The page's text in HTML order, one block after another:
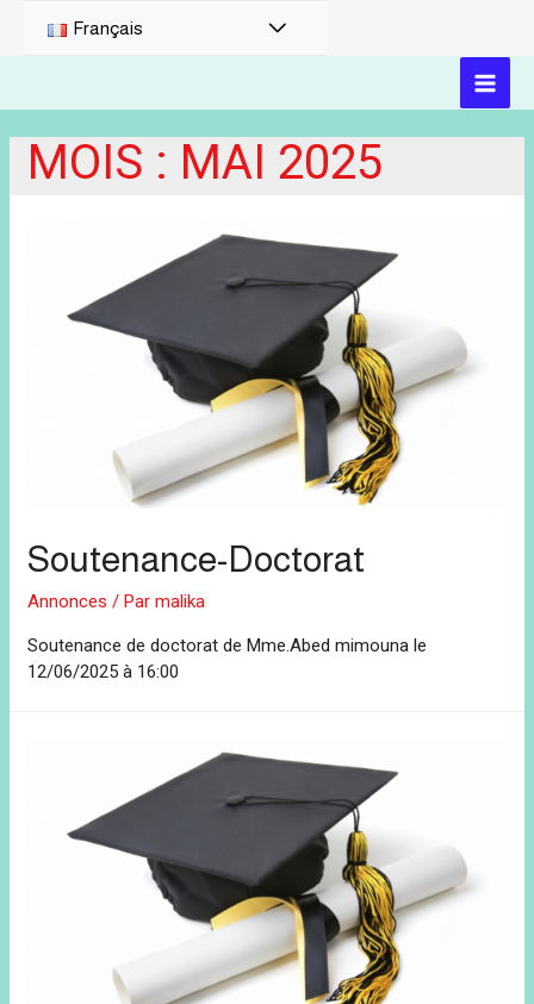
Français PERMUTATEUR
MENU
MOIS : MAI 2025
Soutenance-Doctorat
Annonces / Parmalika
Soutenance de doctorat de Mme.Abed mimouna le
12/06/2025 à 16:00